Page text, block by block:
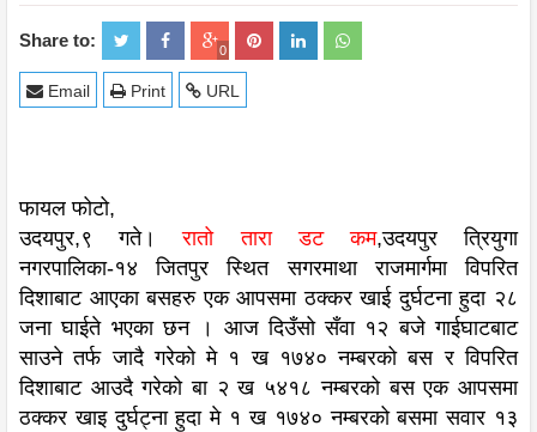
Share to: 0
URL
Print
Email
फायल फोटो,
उदयपुर,९ गते।रातो तारा डट कम,उदयपुर त्रियुगा
नगरपालिका-१४ जितपुर स्थित सगरमाथा राजमार्गमा विपरित
दिशाबाट आएका बसहरु एक आपसमा ठक्कर खाई दुर्घटना हुदा २८
जना घाईते भएका छन । आज दिउँसो सँवा १२ बजे गाईघाटबाट
साउने तर्फ जादै गरेको मे १ ख १७४० नम्बरको बस र विपरित
दिशाबाट आउदै गरेको बा २ ख ५४१८ नम्बरको बस एक आपसमा
ठक्कर खाइ दुर्घट्ना हुदा मे १ ख १७४० नम्बरको बसमा सवार १३